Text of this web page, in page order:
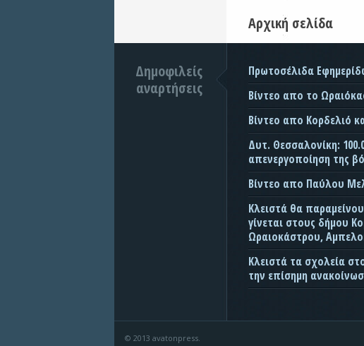
Αρχική σελίδα
Δημοφιλείς
αναρτήσεις
Πρωτοσέλιδα
Βίντεο απο το
Βίντεο απο Κορδελιό
Δυτ. Θεσσαλονίκη:
απενεργοποίηση της
Βίντεο απο Παύλου
Κλειστά θα
γίνεται στους δήμου
Ωραιοκάστρου,
Κλειστά τα σχολεία
την επίσημη
© 2013 avatonpress.